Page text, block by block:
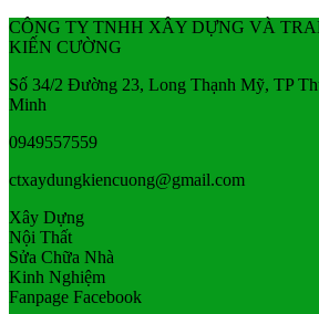
CÔNG TY TNHH XÂY DỰNG VÀ
KIẾN CƯỜNG
Số 34/2 Đường 23, Long Thạnh Mỹ, TP
Minh
0949557559
ctxaydungkiencuong@gmail.com
Xây Dựng
Nội Thất
Sửa Chữa Nhà
Kinh Nghiệm
Fanpage Facebook